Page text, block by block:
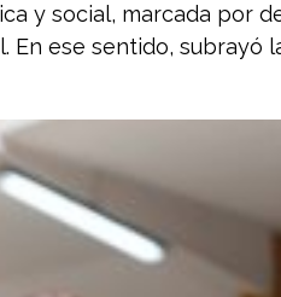
y social, marcada por
ese sentido, subrayó